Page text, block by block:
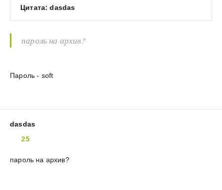
Цитата: dasdas
пароль на архив?
Пароль - soft
dasdas
25
пароль на архив?